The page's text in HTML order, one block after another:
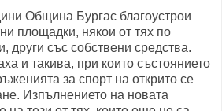
Община Бургас благоустрои
площадки, някои от тях по
други със собствени средства.
и такива, при които състоянието
за спорт на открито се
Изпълнението на новата